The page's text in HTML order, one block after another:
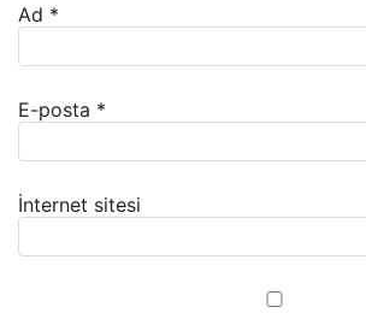
Ad *
E-posta *
İnternet sitesi